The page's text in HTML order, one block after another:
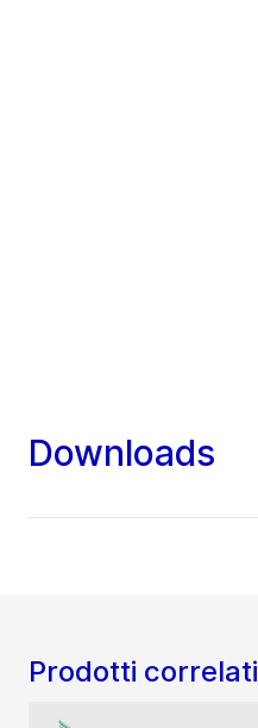
Downloads
Prodotti correlati